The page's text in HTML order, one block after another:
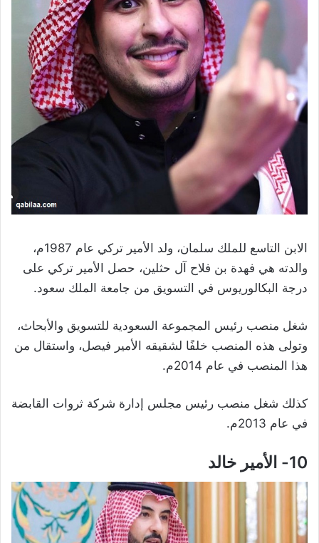
الابن التاسع للملك سلمان، ولد الأمير تركي عام 1987م،
والدته هي فهدة بن فلاح آل حثلين، حصل الأمير تركي على
درجة البكالوريوس في التسويق من جامعة الملك سعود.
شغل منصب رئيس المجموعة السعودية للتسويق والأبحاث،
وتولى هذه المنصب خلفًا لشقيقه الأمير فيصل، واستقال من
هذا المنصب في عام 2014م.
كذلك شغل منصب رئيس مجلس إدارة شركة ثروات القابضة
في عام 2013م.
10- الأمير خالد